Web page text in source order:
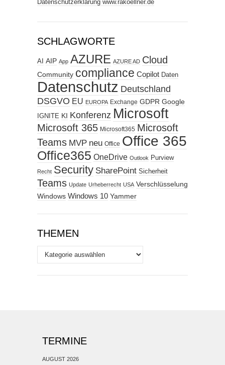
Datenschutzerklärung www.rakoellner.de
SCHLAGWORTE
AI AIP App AZURE AZURE AD Cloud
Community compliance Copilot Daten
Datenschutz Deutschland
DSGVO EU EUROPA Exchange GDPR Google
IGNITE KI Konferenz Microsoft
Microsoft 365 Microsoft365 Microsoft
Teams MVP neu Office Office 365
Office365 OneDrive Outlook Purview
Recht Security SharePoint Sicherheit
Teams Update Urheberrecht USA Verschlüsselung
Windows Windows 10 Yammer
THEMEN
Themen
TERMINE
AUGUST 2026